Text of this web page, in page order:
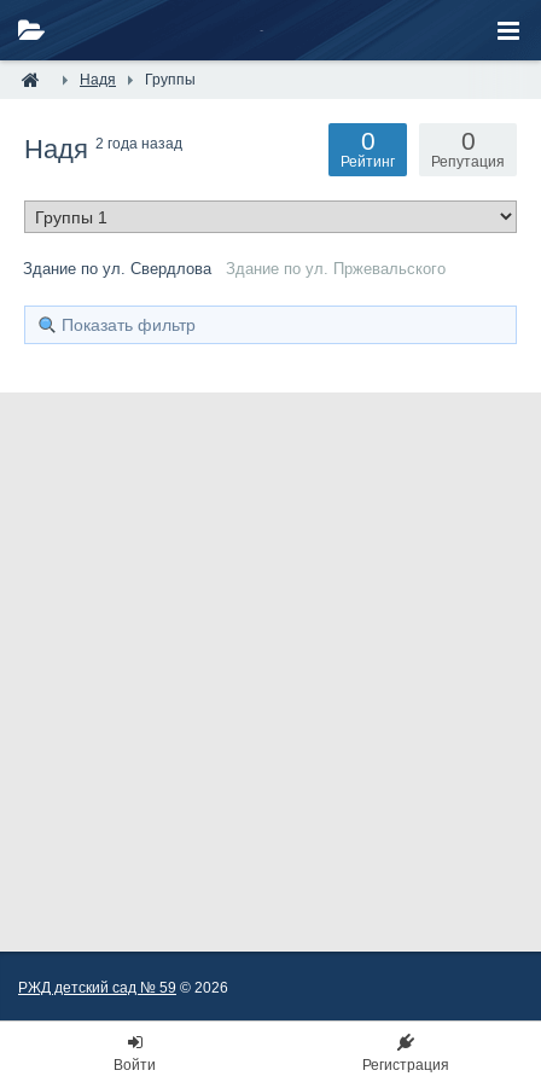
Надя Группы
Надя 2 года назад 0
Репутация
0
Рейтинг
Здание по ул. Свердлова Здание по ул. Пржевальского
Показать фильтр
РЖД детский сад № 59 © 2026
Войти Регистрация